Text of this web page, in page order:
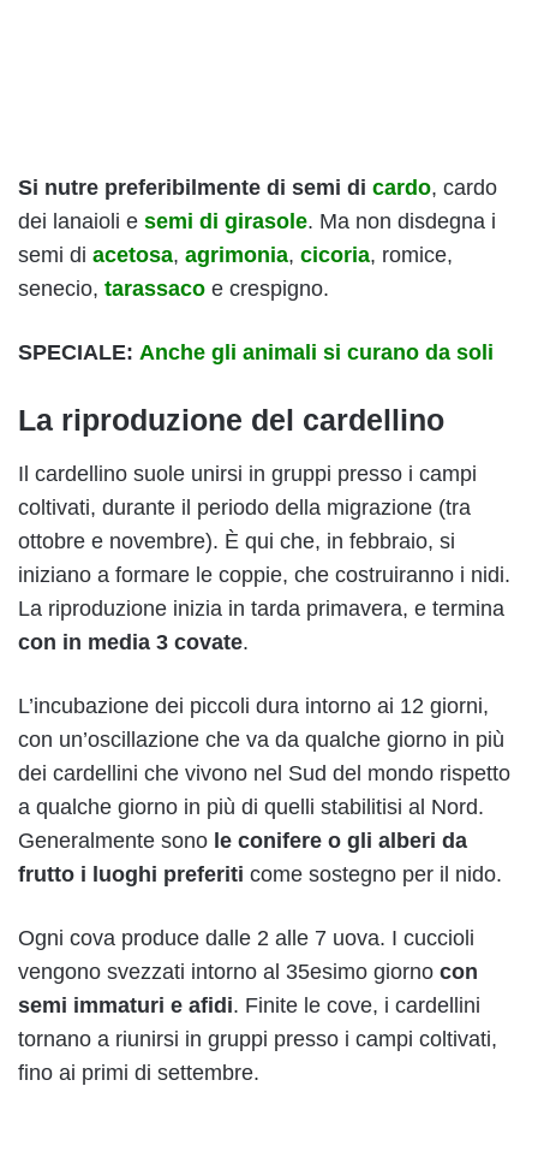
Si nutre preferibilmente di semi di cardo, cardo
dei lanaioli e semi di girasole. Ma non disdegna i
semi di acetosa, agrimonia, cicoria, romice,
senecio, tarassaco e crespigno.
SPECIALE: Anche gli animali si curano da soli
La riproduzione del cardellino
Il cardellino suole unirsi in gruppi presso i campi
coltivati, durante il periodo della migrazione (tra
ottobre e novembre). È qui che, in febbraio, si
iniziano a formare le coppie, che costruiranno i nidi.
La riproduzione inizia in tarda primavera, e termina
con in media 3 covate.
L’incubazione dei piccoli dura intorno ai 12 giorni,
con un’oscillazione che va da qualche giorno in più
dei cardellini che vivono nel Sud del mondo rispetto
a qualche giorno in più di quelli stabilitisi al Nord.
Generalmente sono le conifere o gli alberi da
frutto i luoghi preferiti come sostegno per il nido.
Ogni cova produce dalle 2 alle 7 uova. I cuccioli
vengono svezzati intorno al 35esimo giorno con
semi immaturi e afidi. Finite le cove, i cardellini
tornano a riunirsi in gruppi presso i campi coltivati,
fino ai primi di settembre.